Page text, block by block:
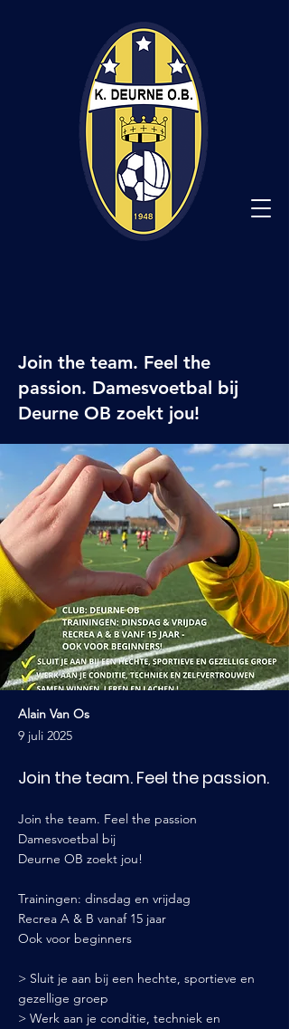
Alain Van Os
9 juli 2025
Join the team. Feel the passion.
Join the team. Feel the passion
Damesvoetbal bij
Deurne OB zoekt jou!
Trainingen: dinsdag en vrijdag
Recrea A & B vanaf 15 jaar
Ook voor beginners
> Sluit je aan bij een hechte, sportieve en
gezellige groep
> Werk aan je conditie, techniek en
Join the team. Feel the
passion. Damesvoetbal bij
Deurne OB zoekt jou!